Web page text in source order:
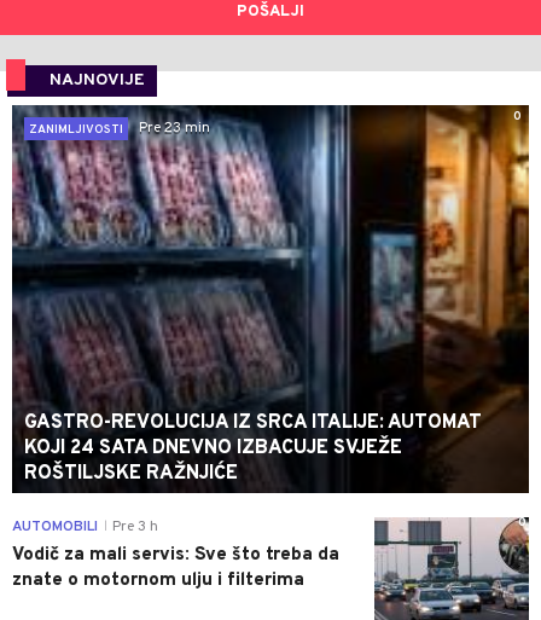
POŠALJI
NAJNOVIJE
0
ZANIMLJIVOSTI
Pre 23 min
GASTRO-REVOLUCIJA IZ SRCA ITALIJE: AUTOMAT
KOJI 24 SATA DNEVNO IZBACUJE SVJEŽE
ROŠTILJSKE RAŽNJIĆE
0
AUTOMOBILI Pre 3 h
Vodič za mali servis: Sve što treba da
znate o motornom ulju i filterima